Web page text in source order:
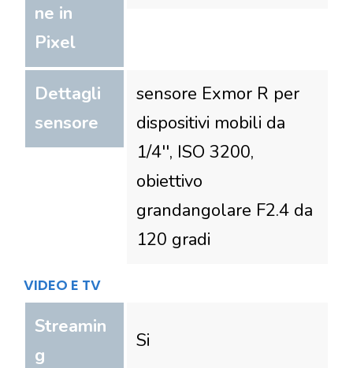
ne in
Pixel
Dettagli
sensore
sensore Exmor R per
dispositivi mobili da
1/4'', ISO 3200,
obiettivo
grandangolare F2.4 da
120 gradi
VIDEO E TV
Streamin
g
Si